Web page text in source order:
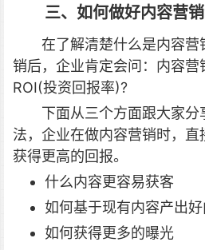
三、如何做好内容营
在了解清楚什么是内容
销后，企业肯定会问：内容营
ROI(投资回报率)?
下面从三个方面跟大家
法，企业在做内容营销时，直
获得更高的回报。
什么内容更容易获客
如何基于现有内容产出
如何获得更多的曝光